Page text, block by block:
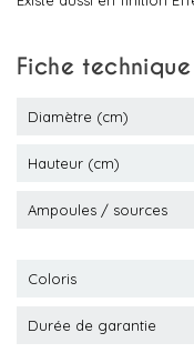
Fiche technique
Diamètre (cm)
Hauteur (cm)
Ampoules / sources
Coloris
Durée de garantie